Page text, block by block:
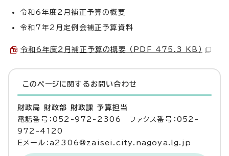
令和6年度2月補正予算の概要
令和7年2月定例会補正予算資料
令和6年度2月補正予算の概要 （PDF 475.3 KB）
このページに関する お問い合わせ
財政局 財政部 財政課 予算担当
電話番号：052-972-2306 ファクス番号：052-
972-4120
Eメール：a2306@zaisei.city.nagoya.lg.jp